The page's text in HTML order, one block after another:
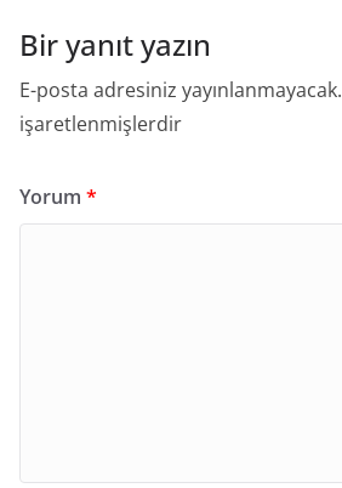
Bir yanıt yazın
E-posta adresiniz yayınlanmayacak.
işaretlenmişlerdir
Yorum *